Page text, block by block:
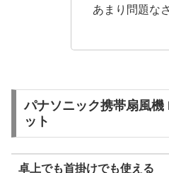
あまり問題な
パナソニック携帯扇風機
ット
卓上でも首掛けでも使える